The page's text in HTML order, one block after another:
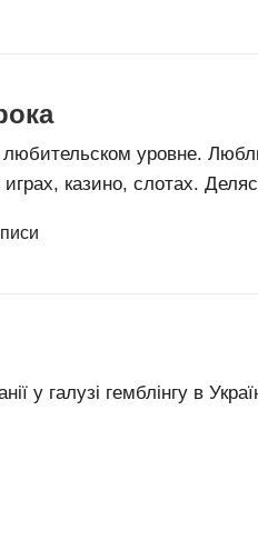
любительском уровне.
играх, казино, слотах.
у галузі гемблінгу в